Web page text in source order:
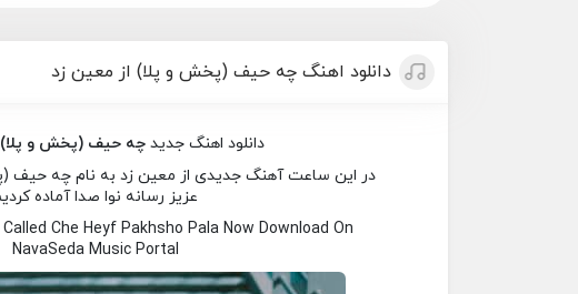
دانلود اهنگ چه حیف (پخش و پلا) از معین زد
دانلود اهنگ جدید چه حیف (پخش و پلا)
در این ساعت آهنگ جدیدی از معین زد به نام چه حیف
عزیز رسانه نوا صدا آماده
Che Heyf Pakhsho Pala Now Download On
NavaSeda Music Portal